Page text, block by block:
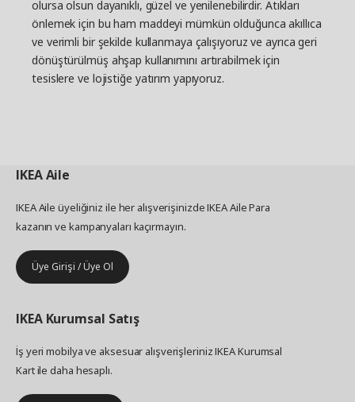
olursa olsun dayanıklı, güzel ve yenilenebilirdir. Atıkları
önlemek için bu ham maddeyi mümkün olduğunca akıllıca
ve verimli bir şekilde kullanmaya çalışıyoruz ve ayrıca geri
dönüştürülmüş ahşap kullanımını artırabilmek için
tesislere ve lojistiğe yatırım yapıyoruz.
IKEAAile
IKEA Aile üyeliğiniz ile her alışverişinizde IKEA Aile Para
kazanın ve kampanyaları kaçırmayın.
Üye Girişi / Üye Ol
IKEA Kurumsal Satış
İş yeri mobilya ve aksesuar alışverişleriniz IKEA Kurumsal
Kart ile daha hesaplı.